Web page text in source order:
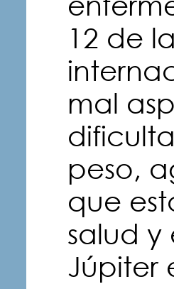
12 de
mal
peso,
que
salud
Júpiter